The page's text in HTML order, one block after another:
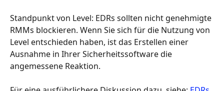
Standpunkt von Level: EDRs sollten nicht genehmigte
RMMs blockieren. Wenn Sie sich für die Nutzung von
Level entschieden haben, ist das Erstellen einer
Ausnahme in Ihrer Sicherheitssoftware die
angemessene Reaktion.